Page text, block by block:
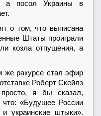
а посол Украины в
о том, что выписана
Штаты проиграли
козла отпущения, а
же ракурсе стал эфир
Роберт Скейлз
я бы сказал,
«Будущее России
украинские штыки».